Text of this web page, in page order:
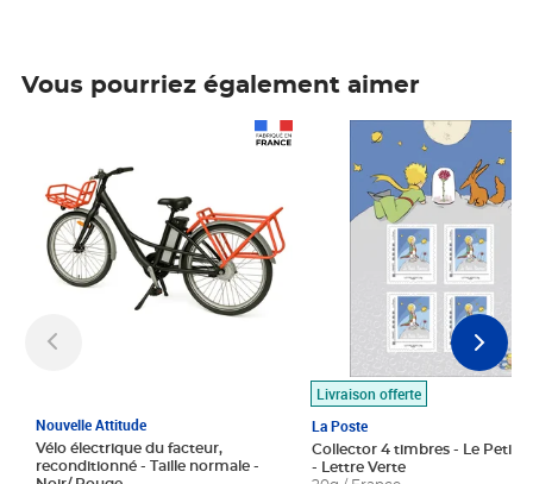
Vous pourriez également aimer
Nouvelle Attitude
Vélo électrique du facteur,
reconditionné - Taille normale -
Livraison offerte
La Poste
Collector 4 timbres - Le Petit
- Lettre Verte
Prix 7,50€